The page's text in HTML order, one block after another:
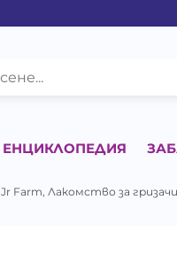
ЕНЦИКЛОПЕДИЯ
Jr Farm, Лакомство за